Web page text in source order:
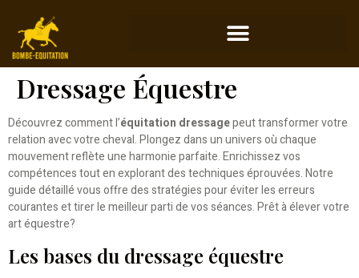
Dressage Équestre
Découvrez comment l’équitation dressagepeut transformer votre
relation avec votre cheval. Plongez dans un univers où chaque
mouvement reflète une harmonie parfaite. Enrichissez vos
compétences tout en explorant des techniques éprouvées. Notre
guide détaillé vous offre des stratégies pour éviter les erreurs
courantes et tirer le meilleur parti de vos séances. Prêt à élever votre
art équestre?
Les bases du dressage équestre